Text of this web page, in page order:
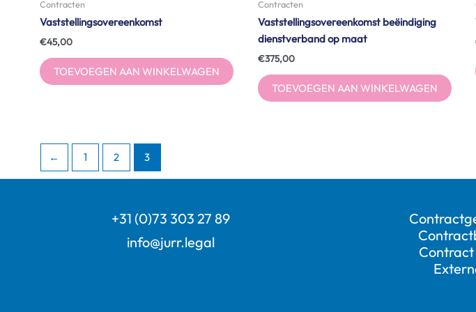
Contracten
Vaststellingsovereenkomst
€45,00
TOEVOEGEN AAN WINKELWAGEN
Contracten
Vaststellingsovereenkomst beëindiging
dienstverband op maat
€375,00
TOEVOEGEN AAN WINKELWAGEN
← 1 2 3
+31 (0)73 303 27 89
info@jurr.legal